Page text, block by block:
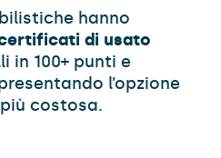
hanno
di usato
in 100+ punti e
l’opzione
costosa.